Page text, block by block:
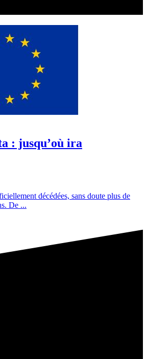
: jusqu’où ira
décédées, sans doute plus de
De ...